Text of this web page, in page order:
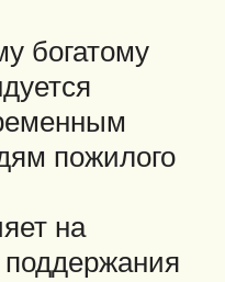
богатому
пожилого
на